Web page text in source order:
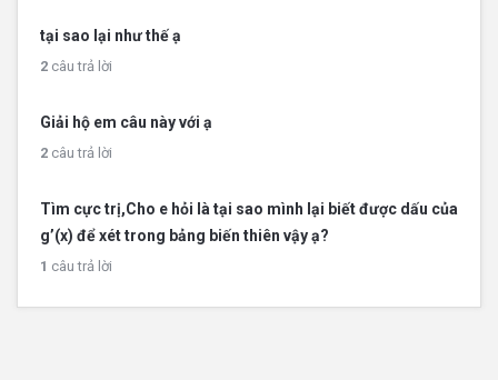
tại sao lại như thế ạ
2 câu trả lời
Giải hộ em câu này với ạ
2 câu trả lời
Tìm cực trị,Cho e hỏi là tại sao mình lại biết được dấu của
g’(x) để xét trong bảng biến thiên vậy ạ?
1 câu trả lời